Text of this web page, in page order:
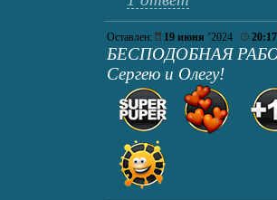
Оставлен: 19 июня ’2024 20:17
БЕСПОДОБНАЯ
Сергею и Олегу!